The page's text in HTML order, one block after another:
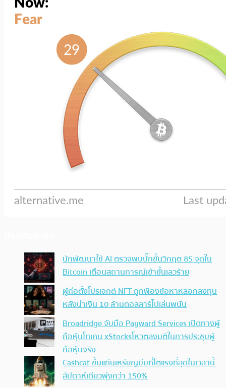
นักพัฒนาใช้ AI ตรวจพบบั๊กขั้นวิกฤต 85 จุดใน
Bitcoin เตือนสถานการณ์เข้าขั้นเลวร้าย
ผู้ก่อตั้งโปรเจกต์ NFT ถูกฟ้องข้อหาหลอกลงทุน
หลังนำเงิน 10 ล้านดอลลาร์ไปเล่นพนัน
Broadridge จับมือ Payward Services เปิดทางผู้
ถือหุ้นโทเคน xStocksโหวตลงมติในการประชุมผู้
ถือหุ้นจริง
Cashcat ขึ้นแท่นเหรียญมีมที่โตแรงที่สุดในเวลานี้
สัปดาห์เดียวพุ่งกว่า 150%